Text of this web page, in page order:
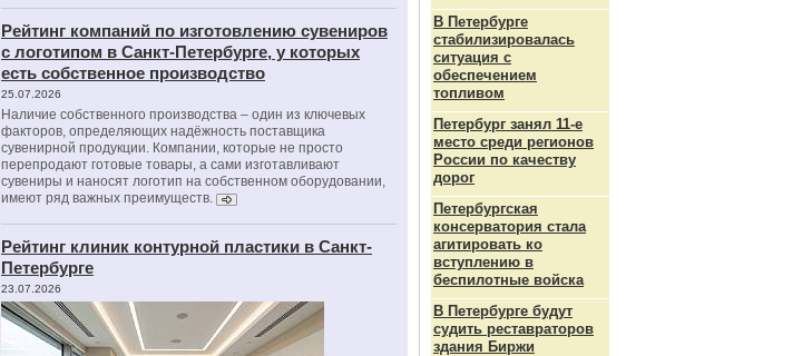
Рейтинг компаний по изготовлению сувениров
с логотипом в Санкт-Петербурге, у которых
есть собственное производство
25.07.2026
Наличие собственного производства – один из ключевых
факторов, определяющих надёжность поставщика
сувенирной продукции. Компании, которые не просто
перепродают готовые товары, а сами изготавливают
сувениры и наносят логотип на собственном оборудовании,
имеют ряд важных преимуществ.
Рейтинг клиник контурной пластики в Санкт-
Петербурге
23.07.2026
В Петербурге
стабилизировалась
ситуация с
обеспечением
топливом
Петербург занял 11-е
место среди регионов
России по качеству
дорог
Петербургская
консерватория стала
агитировать ко
вступлению в
беспилотные войска
В Петербурге будут
судить реставраторов
здания Биржи